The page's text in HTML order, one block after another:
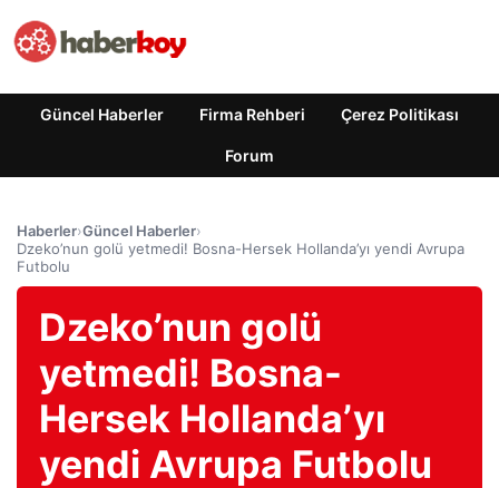
Güncel Haberler Firma Rehberi Çerez Politikası
Forum
Haberler›Güncel Haberler›
Dzeko’nun golü yetmedi! Bosna-Hersek Hollanda’yı yendi Avrupa
Futbolu
Dzeko’nun golü
yetmedi! Bosna-
Hersek Hollanda’yı
yendi Avrupa Futbolu